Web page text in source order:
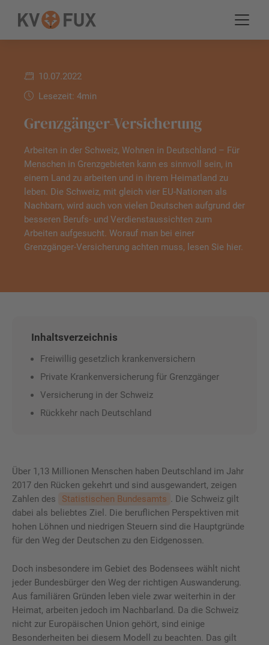
10.07.2022
Lesezeit: 4min
Grenzgänger-Versicherung
Arbeiten in der Schweiz, Wohnen in Deutsch­land – Für
Menschen in Grenzgebieten kann es sinnvoll sein, in
einem Land zu arbeiten und in ihrem Hei­mat­land zu
leben. Die Schweiz, mit gleich vier EU-Nationen als
Nachbarn, wird auch von vielen Deutschen aufgrund der
besseren Berufs- und Verdienstaussichten zum
Arbeiten auf­ge­sucht. Worauf man bei einer
Grenzgänger-Versicherung achten muss, lesen Sie hier.
Inhaltsverzeichnis
Freiwillig gesetzlich krankenversichern
Private Krankenversicherung für Grenzgänger
Versicherung in der Schweiz
Rückkehr nach Deutschland
Über 1,13 Millionen Menschen haben Deutschland im Jahr
2017 den Rücken gekehrt und sind ausgewandert, zeigen
Zahlen des
Statistischen Bundesamts . Die Schweiz gilt
dabei als beliebtes Ziel. Die beruflichen Perspektiven mit
hohen Löhnen und niedrigen Steuern sind die Hauptgründe
für den Weg der Deutschen zu den Eidgenossen.
Doch insbesondere im Gebiet des Bodensees wählt nicht
jeder Bundesbürger den Weg der richtigen Auswanderung.
Aus familiären Gründen leben viele zwar weiterhin in der
Heimat, arbeiten jedoch im Nachbarland. Da die Schweiz
nicht zur Europäischen Union gehört, sind einige
Besonderheiten bei diesem Modell zu beachten. Das gilt